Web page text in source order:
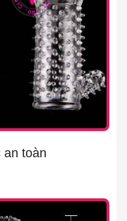
an toàn